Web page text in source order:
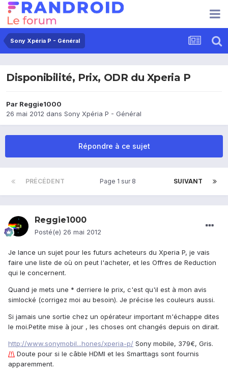
Sony Xpéria P - Général
Disponibilité, Prix, ODR du Xperia P
Par Reggie1000
26 mai 2012 dans Sony Xpéria P - Général
Répondre à ce sujet
PRÉCÉDENT SUIVANT
Page 1 sur 8
Reggie1000
Posté(e) 26 mai 2012
Je lance un sujet pour les futurs acheteurs du Xperia P, je vais
faire une liste de où on peut l'acheter, et les Offres de Reduction
qui le concernent.
Quand je mets une * derriere le prix, c'est qu'il est à mon avis
simlocké (corrigez moi au besoin). Je précise les couleurs aussi.
Si jamais une sortie chez un opérateur important m'échappe dites
le moi.Petite mise à jour , les choses ont changés depuis on dirait.
http://www.sonymobil...hones/xperia-p/ Sony mobile, 379€, Gris.
/!\ Doute pour si le câble HDMI et les Smarttags sont fournis
apparemment.